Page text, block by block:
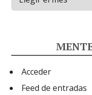
Acceder
Feed de entradas